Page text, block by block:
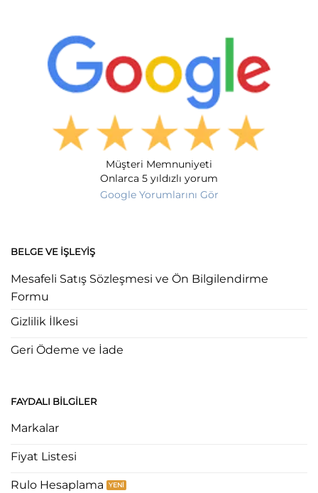
Müşteri Memnuniyeti
Onlarca 5 yıldızlı yorum
Google Yorumlarını Gör
BELGE VE İŞLEYIŞ
Mesafeli Satış Sözleşmesi ve Ön Bilgilendirme
Formu
Gizlilik İlkesi
Geri Ödeme ve İade
FAYDALI BILGILER
Markalar
Fiyat Listesi
Rulo Hesaplama